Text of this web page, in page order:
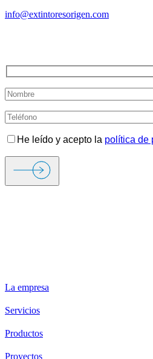
info@extintoresorigen.com
He leído y acepto la política de
La empresa
Servicios
Productos
Proyectos